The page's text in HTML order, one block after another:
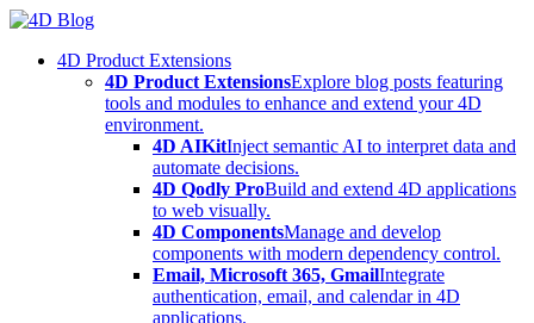
Skip
content4D Product Extensions
4D Product ExtensionsExplore blog posts featuring
tools and modules to enhance and extend your 4D
environment.
4D AIKitInject semantic AI to interpret data and
automate decisions.
4D Qodly ProBuild and extend 4D applications
to web visually.
4D ComponentsManage and develop
components with modern dependency control.
Email, Microsoft 365, GmailIntegrate
authentication, email, and calendar in 4D
applications.